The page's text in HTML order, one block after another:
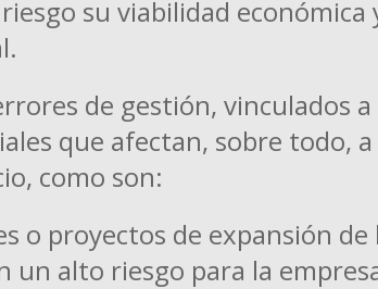
su viabilidad económica
de gestión, vinculados a
que afectan, sobre todo,
como son:
o proyectos de expansión de
un alto riesgo para la